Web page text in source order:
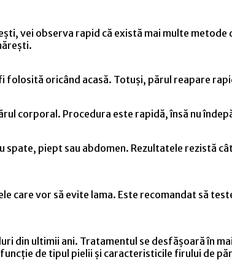
vei observa rapid că există mai multe
folosită oricând acasă. Totuși, părul reapare
corporal. Procedura este rapidă, însă nu
piept sau abdomen. Rezultatele rezistă
care vor să evite lama. Este recomandat să
din ultimii ani. Tratamentul se desfășoară în
de tipul pielii și caracteristicile firului de